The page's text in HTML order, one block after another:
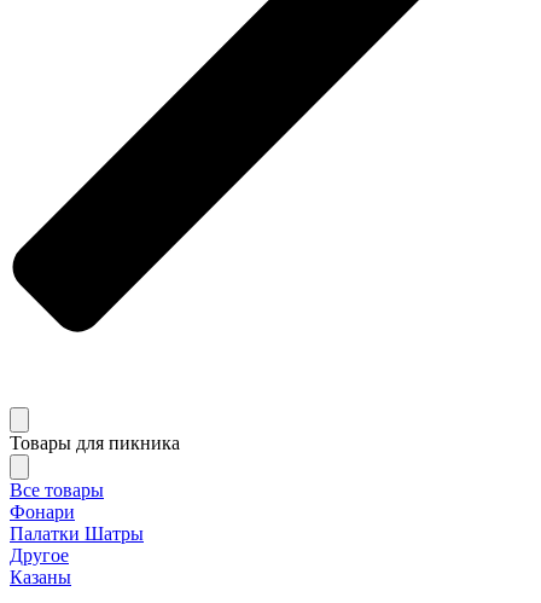
Товары для пикника
Все товары
Фонари
Палатки Шатры
Другое
Казаны